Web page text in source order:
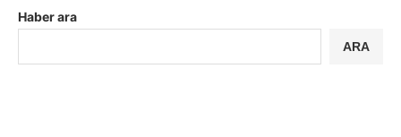
Haber ara
ARA